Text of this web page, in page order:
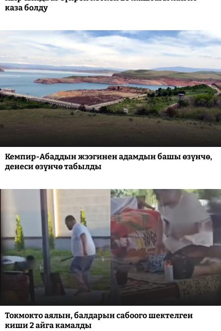
каза болду
Кемпир-Абаддын жээгинен адамдын башы өзүнчө,
денеси өзүнчө табылды
Токмокто аялын, балдарын сабоого шектелген
киши 2 айга камалды